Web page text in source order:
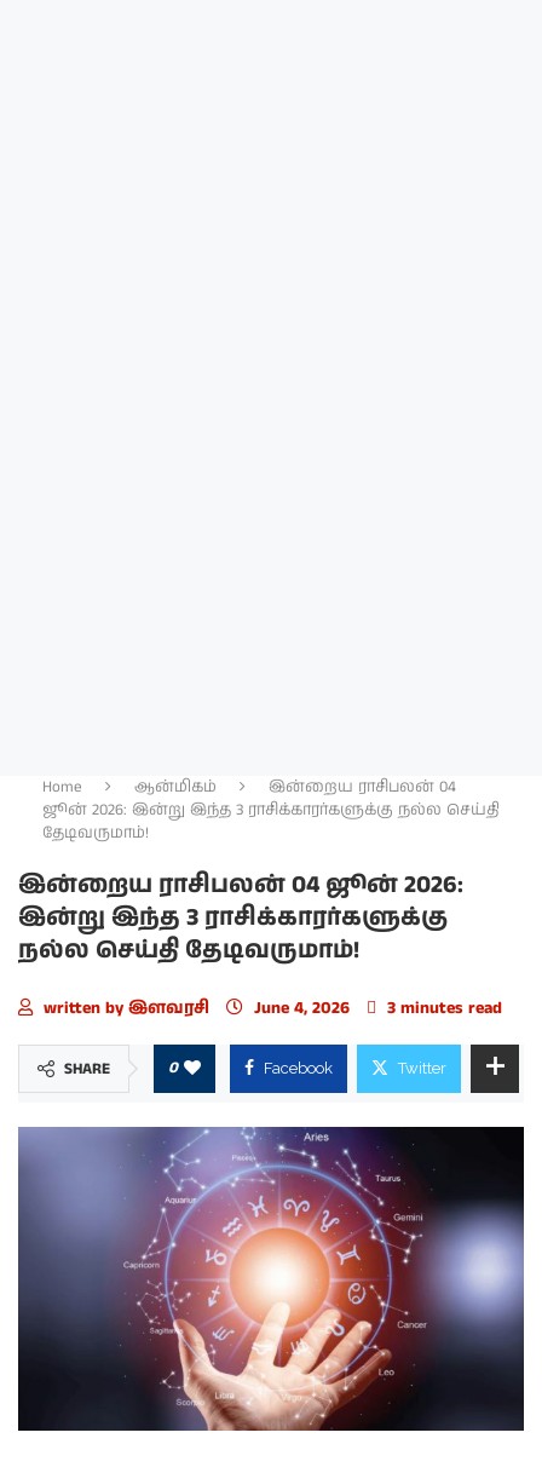
Home ஆன்மிகம்
இன்றைய ராசிபலன் 04
ஜூன் 2026: இன்று இந்த 3 ராசிக்காரர்களுக்கு நல்ல செய்தி
தேடிவருமாம்!
இன்றைய ராசிபலன் 04 ஜூன் 2026:
இன்று இந்த 3 ராசிக்காரர்களுக்கு
நல்ல செய்தி தேடிவருமாம்!
written by இளவரசி June 4, 2026 3 minutes read
SHARE 0 Facebook Twitter